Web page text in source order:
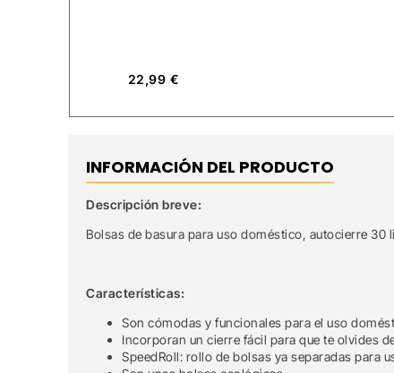
22,99 €
INFORMACIÓN DEL PRODUCTO
Descripción breve:
Bolsas de basura para uso doméstico, autocierre 30
Características:
Son cómodas y funcionales para el uso
Incorporan un cierre fácil para que te olvides
SpeedRoll: rollo de bolsas ya separadas para